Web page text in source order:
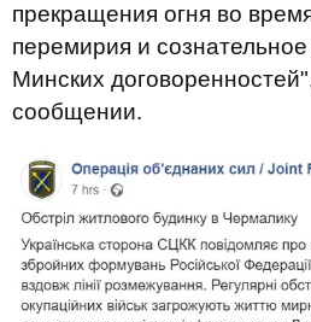
прекращения огня во
перемирия и
Минских
сообщении.